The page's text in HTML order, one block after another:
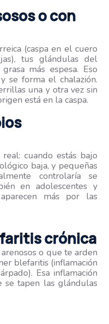
o con
(caspa en el cuero
tus glándulas del
más espesa. Eso
se forma el chalazión.
una y otra vez sin
está en la caspa.
cuando estás bajo
baja, y pequeñas
controlaría se
en adolescentes y
más por las
crónica
o que te arden
blefaritis (inflamación
Esa inflamación
se tapen las glándulas